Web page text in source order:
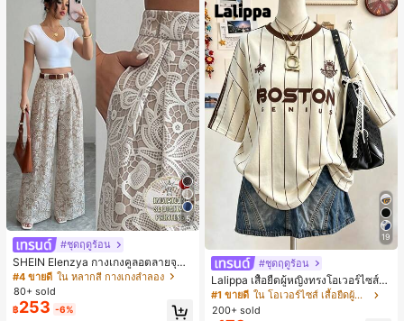
5
#ชุดฤดูร้อน
SHEIN Elenzya กางเกงคูลอตลายจุดเ
อวสูงแบบใหม่สำหรับฤดูใบไม้ผลิ/ฤดูร้อ
น, สไตล์หรูหราเหมาะสำหรับใส่ในชีวิต
ประจำวันและทำงาน, ให้ความรู้สึกวินเ
ทจสำหรับฤดูรับปริญญา, เทศกาลดนตร
#4 ขายดี ใน หลากสี กางเกงลำลอง
80+ sold
฿253 -6%
19
#ชุดฤดูร้อน
Lalippa เสื้อยืดผู้หญิงทรงโอเวอร์ไซส์ค
วามยาวกลาง คอกลม ไหล่ตก ลายพิมพ์
ตัวอักษรและลายทางแนวตั้ง สไตล์แฟชั่
นมินิมอล ของขวัญให้เพื่อน
#1 ขายดี
ใน โอเวอร์ไซส์ เสื้อยืดผู้หญิง
200+ sold